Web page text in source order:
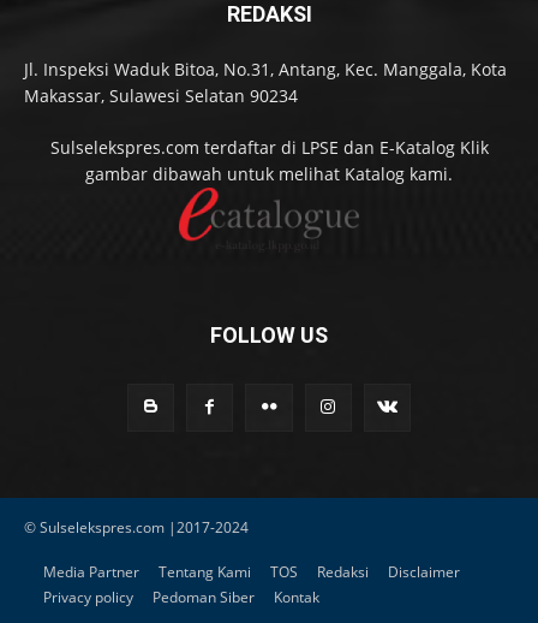
REDAKSI
Jl. Inspeksi Waduk Bitoa, No.31, Antang, Kec. Manggala, Kota
Makassar, Sulawesi Selatan 90234
Sulselekspres.com terdaftar di LPSE dan E-Katalog Klik
gambar dibawah untuk melihat Katalog kami.
FOLLOW US
© Sulselekspres.com |2017-2024
Media Partner Tentang Kami TOS Redaksi
Disclaimer
Privacy policy
Pedoman Siber Kontak